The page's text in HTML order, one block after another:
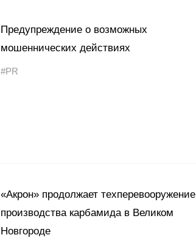
Предупреждение о возможных
мошеннических действиях
#PR
«Акрон» продолжает техперевооружение
производства карбамида в Великом
Новгороде